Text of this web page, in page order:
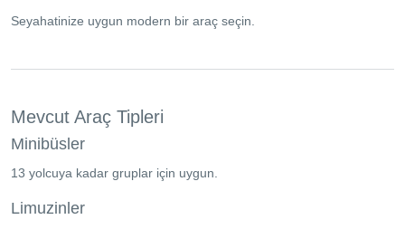
Seyahatinize uygun modern bir araç seçin.
Mevcut Araç Tipleri
Minibüsler
13 yolcuya kadar gruplar için uygun.
Limuzinler